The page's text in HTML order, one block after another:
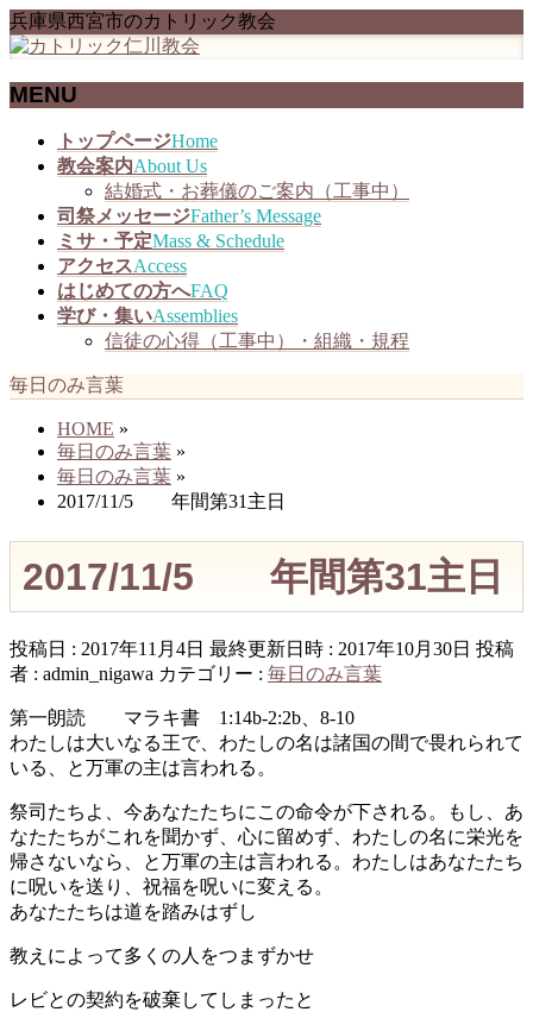
兵庫県西宮市のカトリック教会
MENU
トップページHome
教会案内About Us
結婚式・お葬儀のご案内（工事中）
司祭メッセージFather’s Message
ミサ・予定Mass & Schedule
アクセスAccess
はじめての方へFAQ
学び・集いAssemblies
信徒の心得（工事中）・組織・規程
毎日のみ言葉
HOME »
毎日のみ言葉 »
毎日のみ言葉 »
2017/11/5 年間第31主日
2017/11/5 年間第31主日
投稿日 : 2017年11月4日 最終更新日時 : 2017年10月30日 投稿
者 : admin_nigawa カテゴリー : 毎日のみ言葉
第一朗読 マラキ書 1:14b-2:2b、8-10
わたしは大いなる王で、わたしの名は諸国の間で畏れられて
いる、と万軍の主は言われる。
祭司たちよ、今あなたたちにこの命令が下される。もし、あ
なたたちがこれを聞かず、心に留めず、わたしの名に栄光を
帰さないなら、と万軍の主は言われる。わたしはあなたたち
に呪いを送り、祝福を呪いに変える。
あなたたちは道を踏みはずし
教えによって多くの人をつまずかせ
レビとの契約を破棄してしまったと